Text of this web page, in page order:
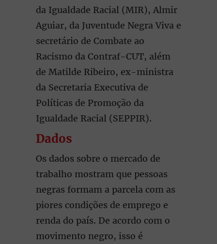
da Igualdade Racial (MIR), Almir
Aguiar, da Juventude Negra Viva e
secretário de Combate ao
Racismo da Contraf-CUT, além
de Matilde Ribeiro, ex-ministra
da Secretaria Executiva de
Políticas de Promoção da
Igualdade Racial (SEPPIR).
Dados
Os dados sobre o mercado de
trabalho mostram que pessoas
negras formam a parcela com as
piores condições de emprego e
renda do país. De acordo com o
movimento negro, isso é